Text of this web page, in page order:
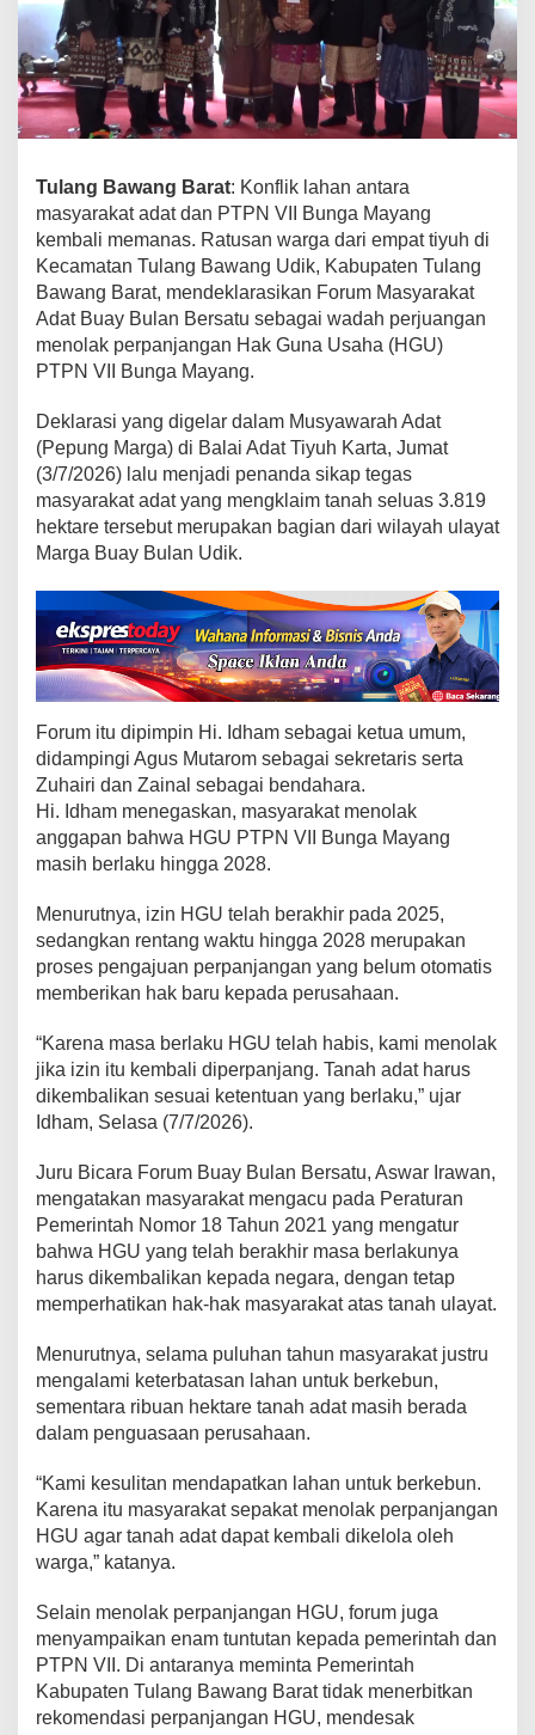
s
o
a
k
n
,
a
s
y
a
r
a
a
t
A
d
t
B
a
y
B
u
l
a
n
B
n
t
u
F
o
r
u
P
e
r
j
n
g
a
n
d
a
A
n
c
u
d
u
k
L
a
h
a
n
Tulang Bawang Barat: Konflik lahan antara
masyarakat adat dan PTPN VII Bunga Mayang
kembali memanas. Ratusan warga dari empat tiyuh di
Kecamatan Tulang Bawang Udik, Kabupaten Tulang
Bawang Barat, mendeklarasikan Forum Masyarakat
Adat Buay Bulan Bersatu sebagai wadah perjuangan
menolak perpanjangan Hak Guna Usaha (HGU)
PTPN VII Bunga Mayang.
Deklarasi yang digelar dalam Musyawarah Adat
(Pepung Marga) di Balai Adat Tiyuh Karta, Jumat
(3/7/2026) lalu menjadi penanda sikap tegas
masyarakat adat yang mengklaim tanah seluas 3.819
hektare tersebut merupakan bagian dari wilayah ulayat
Marga Buay Bulan Udik.
Forum itu dipimpin Hi. Idham sebagai ketua umum,
didampingi Agus Mutarom sebagai sekretaris serta
Zuhairi dan Zainal sebagai bendahara.
Hi. Idham menegaskan, masyarakat menolak
anggapan bahwa HGU PTPN VII Bunga Mayang
masih berlaku hingga 2028.
Menurutnya, izin HGU telah berakhir pada 2025,
sedangkan rentang waktu hingga 2028 merupakan
proses pengajuan perpanjangan yang belum otomatis
memberikan hak baru kepada perusahaan.
“Karena masa berlaku HGU telah habis, kami menolak
jika izin itu kembali diperpanjang. Tanah adat harus
dikembalikan sesuai ketentuan yang berlaku,” ujar
Idham, Selasa (7/7/2026).
Juru Bicara Forum Buay Bulan Bersatu, Aswar Irawan,
mengatakan masyarakat mengacu pada Peraturan
Pemerintah Nomor 18 Tahun 2021 yang mengatur
bahwa HGU yang telah berakhir masa berlakunya
harus dikembalikan kepada negara, dengan tetap
memperhatikan hak-hak masyarakat atas tanah ulayat.
Menurutnya, selama puluhan tahun masyarakat justru
mengalami keterbatasan lahan untuk berkebun,
sementara ribuan hektare tanah adat masih berada
dalam penguasaan perusahaan.
“Kami kesulitan mendapatkan lahan untuk berkebun.
Karena itu masyarakat sepakat menolak perpanjangan
HGU agar tanah adat dapat kembali dikelola oleh
warga,” katanya.
Selain menolak perpanjangan HGU, forum juga
menyampaikan enam tuntutan kepada pemerintah dan
PTPN VII. Di antaranya meminta Pemerintah
Kabupaten Tulang Bawang Barat tidak menerbitkan
rekomendasi perpanjangan HGU, mendesak